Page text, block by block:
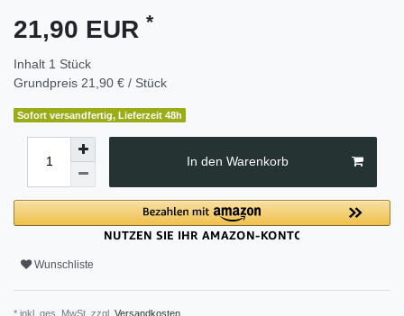
21,90 EUR *
Inhalt 1 Stück
Grundpreis 21,90 € / Stück
Sofort versandfertig, Lieferzeit 48h
In den Warenkorb
Wunschliste
* inkl. ges. MwSt. zzgl. Versandkosten